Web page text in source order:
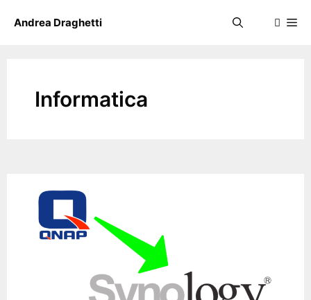
Andrea Draghetti
Informatica